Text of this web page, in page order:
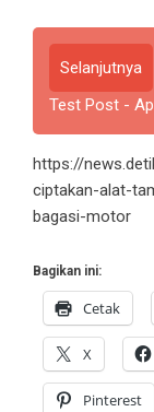
Selanjutnya
Test Post -
https://
ciptakan-alat-
bagasi-motor
Bagikan ini:
Cetak
X
Pinterest